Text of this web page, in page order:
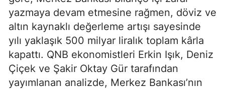
yazmaya devam etmesine rağmen, döviz ve
altın kaynaklı değerleme artışı sayesinde
yılı yaklaşık 500 milyar liralık toplam kârla
kapattı. QNB ekonomistleri Erkin Işık, Deniz
Çiçek ve Şakir Oktay Gür tarafından
yayımlanan analizde, Merkez Bankası’nın